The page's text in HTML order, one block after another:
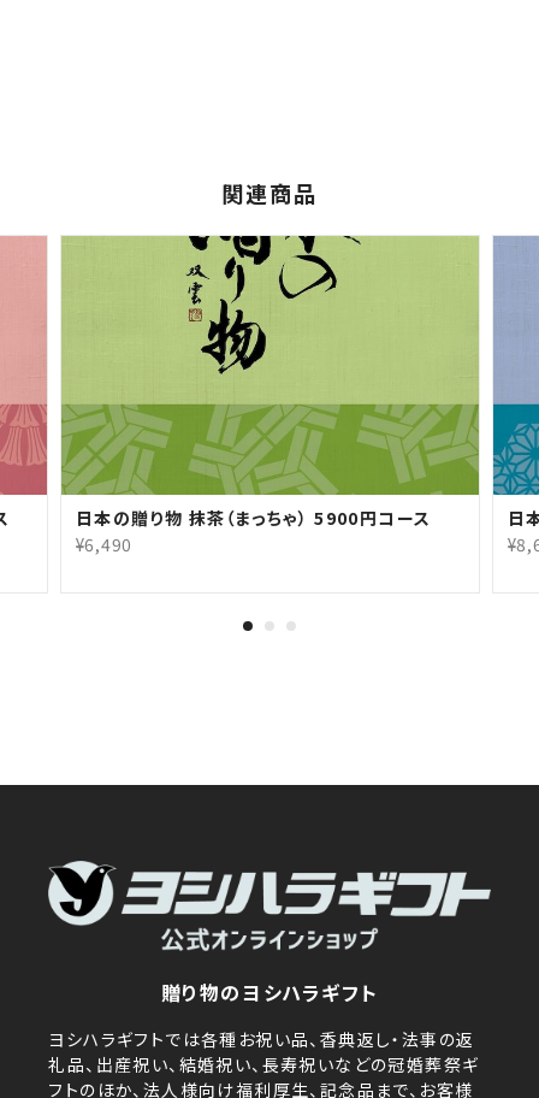
関連商品
日本の贈り物 抹茶（まっちゃ） 5900円コース
¥6,490
日
贈り物のヨシハラギフト
ヨシハラギフトでは各種お祝い品、香典返し・法事の返
礼品、出産祝い、結婚祝い、長寿祝いなどの冠婚葬祭ギ
フトのほか、法人様向け福利厚生、記念品まで、お客様